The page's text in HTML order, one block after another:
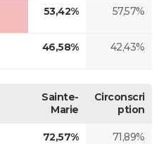
53,42% 57,57%
46,58% 42,43%
Sainte-
Marie
Circonscri
ption
72,57% 71,89%